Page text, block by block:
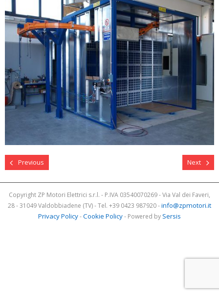
Previous Next
Copyright ZP Motori Elettrici s.r.l. - P.IVA 03540070269 - Via Val dei Faveri,
28 - 31049 Valdobbiadene (TV) - Tel. +39 0423 987920 -info@zpmotori.it
Privacy Policy-Cookie Policy- Powered by Sersis